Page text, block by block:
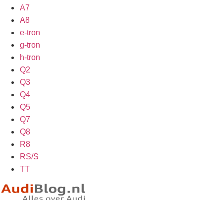
A7
A8
e-tron
g-tron
h-tron
Q2
Q3
Q4
Q5
Q7
Q8
R8
RS/S
TT